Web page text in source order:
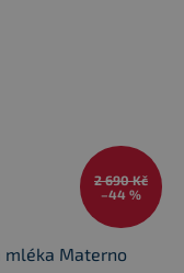
2 690 Kč
–44 %
mléka Materno